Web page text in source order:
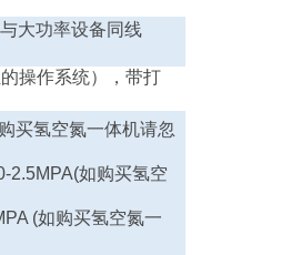
大功率设备同线
操作系统），带打
买氢空氮一体机请忽
2.5MPA(如购买氢空
(如购买氢空氮一